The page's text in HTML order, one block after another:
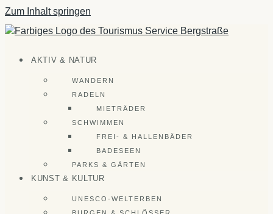
Zum Inhalt springen
AKTIV & NATUR
WANDERN
RADELN
MIETRÄDER
SCHWIMMEN
FREI- & HALLENBÄDER
BADESEEN
PARKS & GÄRTEN
KUNST & KULTUR
UNESCO-WELTERBEN